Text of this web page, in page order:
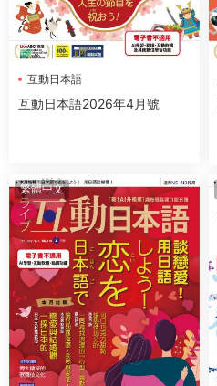
互動日本語
互動日本語2026年4月號
繁體中文